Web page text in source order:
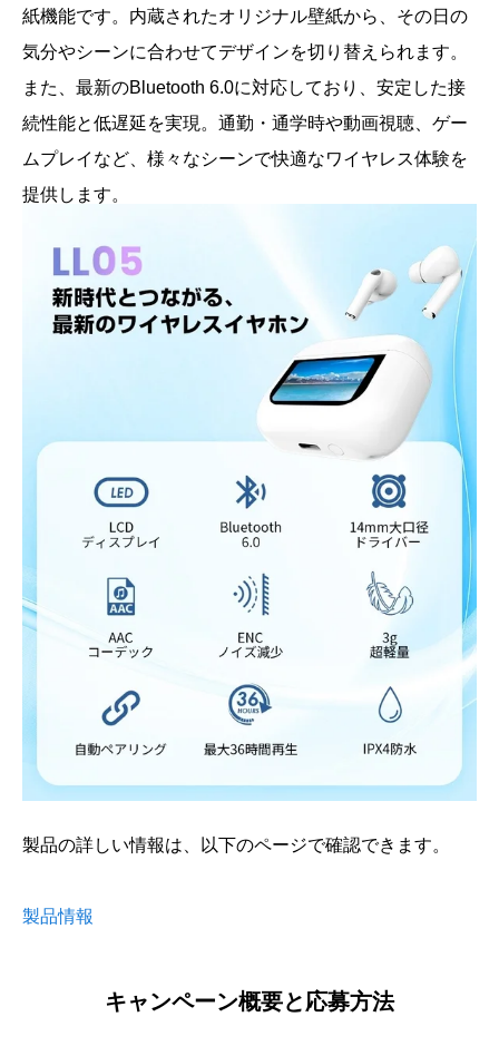
紙機能です。内蔵されたオリジナル壁紙から、その日の
気分やシーンに合わせてデザインを切り替えられます。
また、最新のBluetooth 6.0に対応しており、安定した接
続性能と低遅延を実現。通勤・通学時や動画視聴、ゲー
ムプレイなど、様々なシーンで快適なワイヤレス体験を
提供します。
製品の詳しい情報は、以下のページで確認できます。
製品情報
キャンペーン概要と応募方法